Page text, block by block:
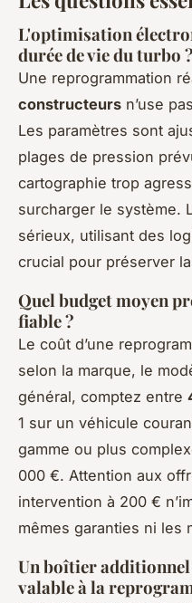
L'optimisation
durée de vie du turbo ?
Une reprogrammation
constructeurs n’use
Les paramètres sont
plages de pression
cartographie trop
surcharger le système.
sérieux, utilisant des
crucial pour préserver
Quel budget moyen
fiable ?
Le coût d’une
selon la marque, le
général, comptez entre
1 sur un véhicule
gamme ou plus
000 €. Attention aux
intervention à 200 €
mêmes garanties ni les
Un boîtier
valable à la